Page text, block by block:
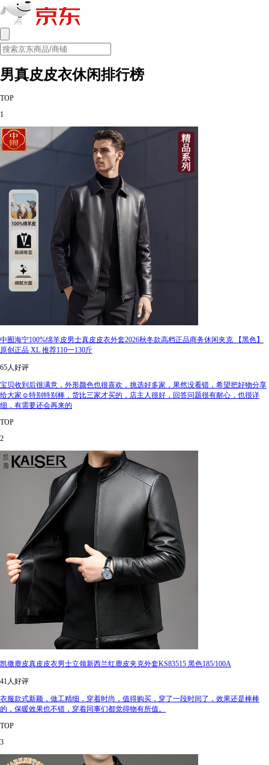
男真皮皮衣休闲排行榜
TOP
1
中囿海宁100%绵羊皮男士真皮皮衣外套2026秋冬款高档正品商务休闲夹克 【黑色】
原创正品 XL 推荐110一130斤
65人好评
宝贝收到后很满意，外形颜色也很喜欢，挑选好多家，果然没看错，希望把好物分享
给大家☺️特别特别棒，货比三家才买的，店主人很好，回答问题很有耐心，也很详
细，有需要还会再来的
TOP
2
凯撒鹿皮真皮皮衣男士立领新西兰红鹿皮夹克外套KS83515 黑色185/100A
41人好评
衣服款式新颖，做工精细，穿着时尚，值得购买，穿了一段时间了，效果还是棒棒
的，保暖效果也不错，穿着同事们都觉得物有所值。
TOP
3